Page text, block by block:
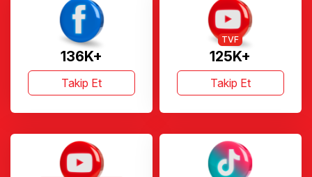
136K+
Takip Et
125K+
TVF
Takip Et